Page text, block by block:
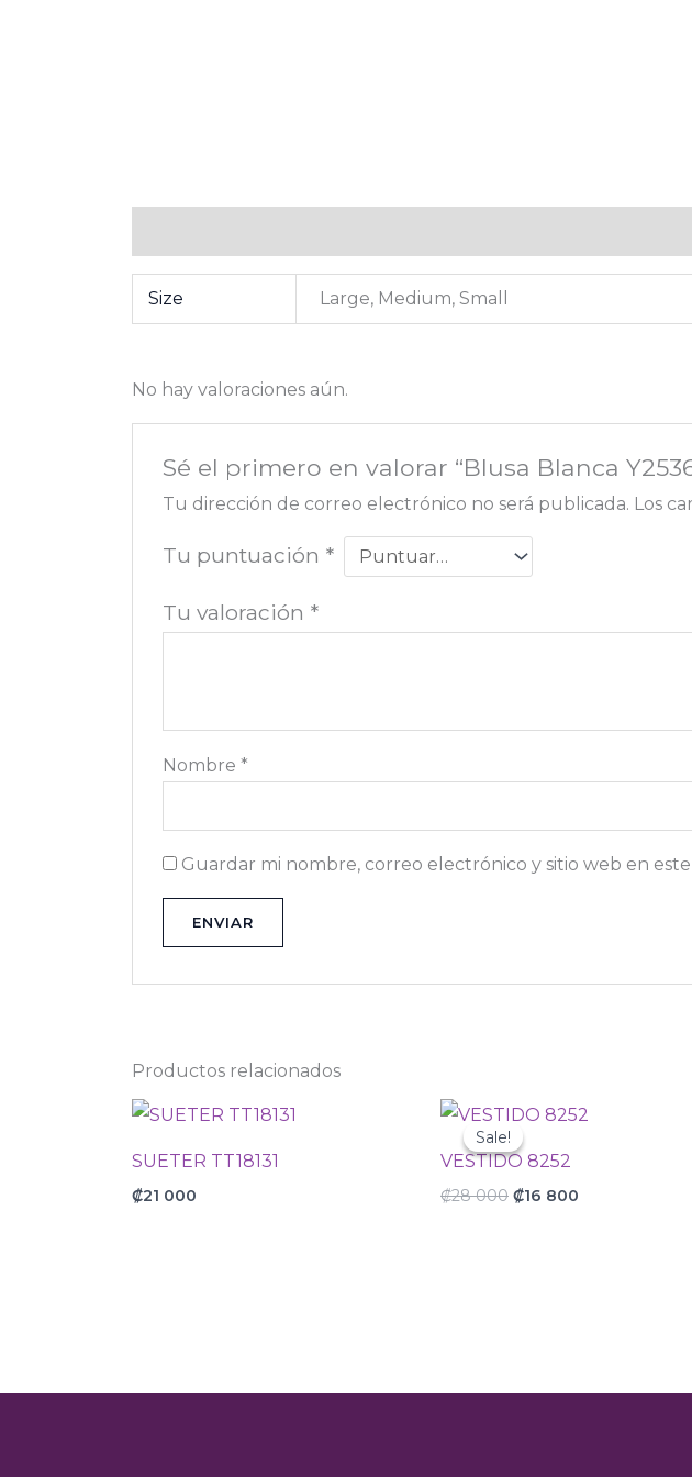
Size Large, Medium, Small
No hay valoraciones aún.
Sé el primero en valorar “Blusa Blanca
Tu dirección de correo electrónico no será publicada. Los
Tu puntuación *
Tu valoración *
Nombre *
Guardar mi nombre, correo electrónico y sitio web en
Productos relacionados
SUETER TT18131
₡21 000
Sale!
Sale!
VESTIDO 8252
₡28 000
Original
was:
₡28
000.
₡16 800
Current